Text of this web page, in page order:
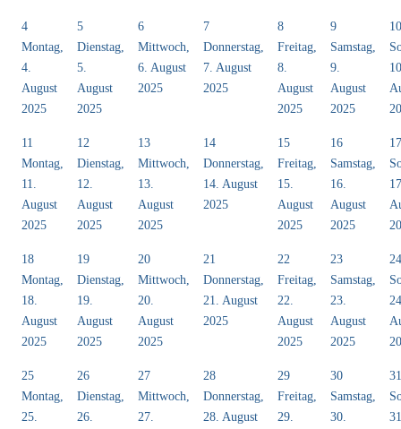
4
Montag,
4.
August
2025
5
Dienstag,
5.
August
2025
6
Mittwoch,
6. August
2025
7
Donnerstag,
7. August
2025
8
Freitag,
8.
August
2025
9
Samstag,
9.
August
2025
11
Montag,
11.
August
2025
12
Dienstag,
12.
August
2025
13
Mittwoch,
13.
August
2025
14
Donnerstag,
14. August
2025
15
Freitag,
15.
August
2025
16
Samstag,
16.
August
2025
18
Montag,
18.
August
2025
19
Dienstag,
19.
August
2025
20
Mittwoch,
20.
August
2025
21
Donnerstag,
21. August
2025
22
Freitag,
22.
August
2025
23
Samstag,
23.
August
2025
25
Montag,
25.
26
Dienstag,
26.
27
Mittwoch,
27.
28
Donnerstag,
28. August
29
Freitag,
29.
30
Samstag,
30.